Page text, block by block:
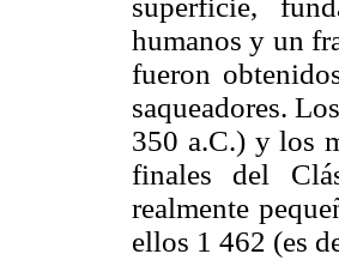
superficie,
humanos y un
fueron
saqueadores.
350 a.C.) y los
finales del
realmente
ellos 1 462 (es